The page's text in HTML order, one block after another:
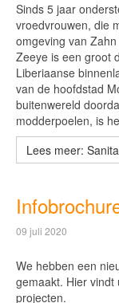
Sinds 5 jaar
vroedvrouwen, die
omgeving van
Zeeye is een groot
Liberiaanse
van de hoofdstad
buitenwereld
modderpoelen, is
Lees meer:
09 juli 2020
We hebben een
gemaakt. Hier
projecten.